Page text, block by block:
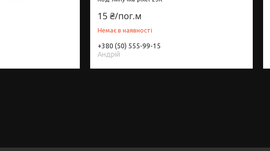
15 ₴/пог.м
Немає в наявності
+380 (50) 555-99-15
Андрій